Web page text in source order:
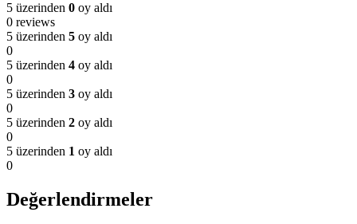
5 üzerinden 0 oy aldı
0 reviews
5 üzerinden 5 oy aldı
0
5 üzerinden 4 oy aldı
0
5 üzerinden 3 oy aldı
0
5 üzerinden 2 oy aldı
0
5 üzerinden 1 oy aldı
0
Değerlendirmeler